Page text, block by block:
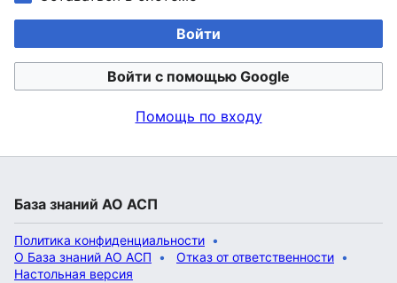
Войти
Войти с помощью Google
Помощь по входу
База знаний АО АСП
Политика конфиденциальности
О База знаний АО АСП
Отказ от ответственности
Настольная версия